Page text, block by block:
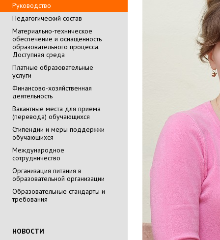
Руководство
Педагогический состав
Материально-техническое
обеспечение и оснащенность
образовательного процесса.
Доступная среда
Платные образовательные
услуги
Финансово-хозяйственная
деятельность
Вакантные места для приема
(перевода) обучающихся
Стипендии и меры поддержки
обучающихся
Международное
сотрудничество
Организация питания в
образовательной организации
Образовательные стандарты и
требования
НОВОСТИ